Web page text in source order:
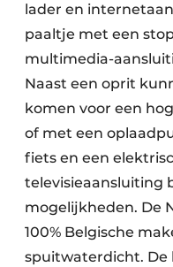
lader en
paaltje met een
multimedia-
Naast een oprit
komen voor een
of met een
fiets en een
televisieaansluiting
mogelijkheden. De
100% Belgische
spuitwaterdicht. De